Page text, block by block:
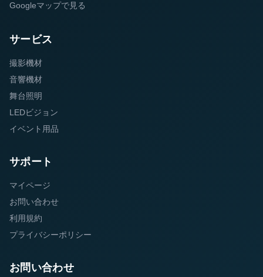
Googleマップで見る
サービス
撮影機材
音響機材
舞台照明
LEDビジョン
イベント用品
サポート
マイページ
お問い合わせ
利用規約
プライバシーポリシー
お問い合わせ